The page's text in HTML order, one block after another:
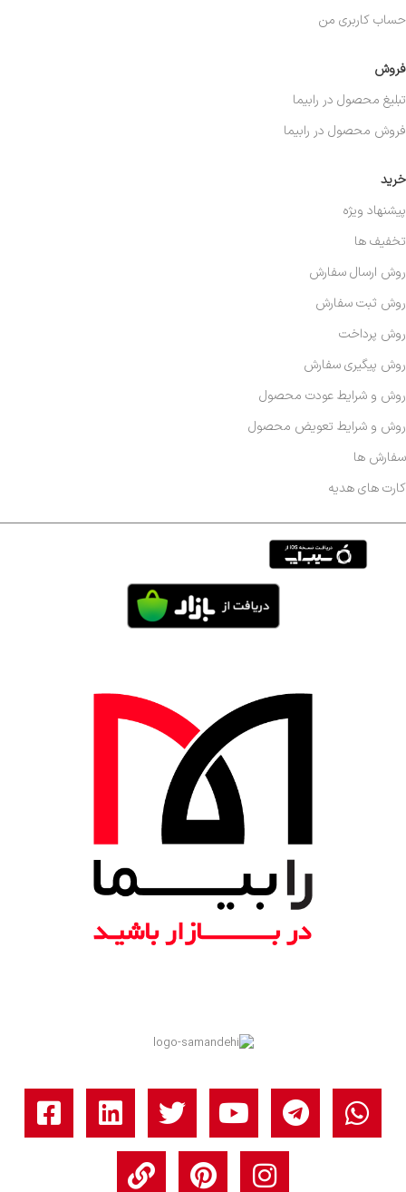
خرید
پیشنهاد ویژه
تخفیف ها
روش ارسال سفارش
روش ثبت سفارش
روش پرداخت
روش پیگیری سفارش
روش و شرایط عودت محصول
روش و شرایط تعویض محصول
سفارش ها
کارت های هدیه
فروش
تبلیغ محصول در رابیما
فروش محصول در رابیما
حساب کاربری من